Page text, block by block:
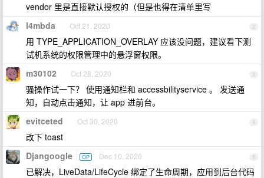
vendor 里是直接默认授权的（但是也得在清单里写
2
l4mbda Oct 21, 2020
用 TYPE_APPLICATION_OVERLAY 应该没问题，建议看下测
试机系统的权限管理中的悬浮窗权限。
3
m30102 Oct 28, 2020
骚操作试一下？ 使用通知栏和 accessbilityservice 。 发送通
知，自动点击通知，让 app 进前台。
4
evitceted Oct 30, 2020
改下 toast
5
Djangoogle OP Dec 10, 2020
已解决，LiveData/LifeCycle 绑定了生命周期，应用到后台代码